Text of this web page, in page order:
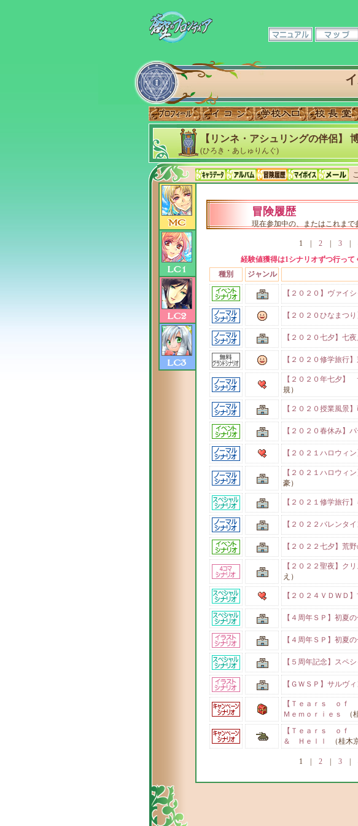
【リンネ・アシュリングの伴侶】
(ひろき・あしゅりんぐ)
冒険履歴
現在参加中の、またはこれまで
1 2| 3|
経験値獲得は1シナリオずつ行って
種別
ジャンル
【２０２０】ヴァイ
【２０２０ひなまつ
【２０２０七夕】七
【２０２０修学旅行
【２０２０年七夕】
規）
【２０２０授業風景
【２０２０春休み】
【２０２１ハロウィ
【２０２１ハロウィ
豪）
【２０２１修学旅行
【２０２２バレンタ
【２０２２七夕】荒
【２０２２聖夜】ク
え）
【２０２４ＶＤＷＤ
【４周年ＳＰ】初夏の
【４周年ＳＰ】初夏
【５周年記念】スペ
【ＧＷＳＰ】サルヴ
【Ｔｅａｒｓ ｏｆ
Ｍｅｍｏｒｉｅｓ
（
【Ｔｅａｒｓ ｏｆ
＆ Ｈｅｌｌ
（桂木
1 2| 3|